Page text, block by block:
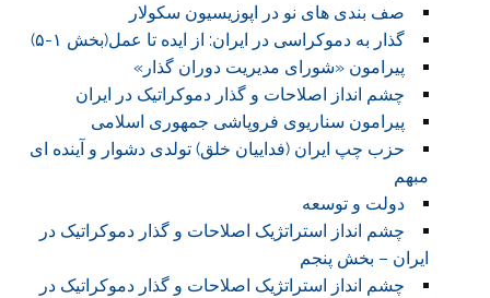
صف بندی های نو در اپوزیسیون سکولار
گذار به دموکراسی در ایران: از ایده تا عمل(بخش ۱-۵)
پیرامون «شورای مدیریت دوران گذار»
چشم انداز اصلاحات و گذار دموکراتیک در ایران
پیرامون سناریوی فروپاشی جمهوری اسلامی
حزب چپ ایران (فداییان خلق) تولدی دشوار و آینده ای
مبهم
دولت و توسعه
چشم انداز استراتژیک اصلاحات و گذار دموکراتیک در
ایران – بخش پنجم
چشم انداز استراتژیک اصلاحات و گذار دموکراتیک در